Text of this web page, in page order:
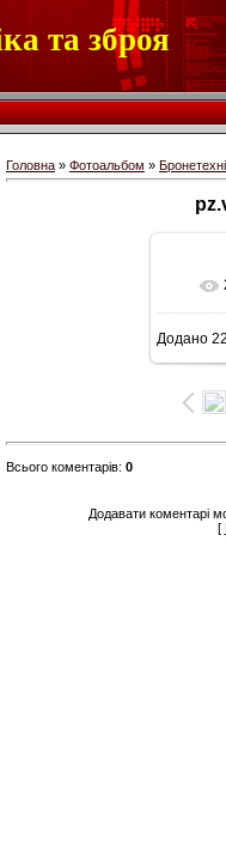
та зброя
Головна » Фотоальбом »
Додано
Всього коментарів: 0
Додавати коментарі
[